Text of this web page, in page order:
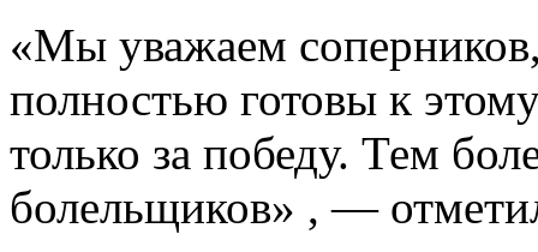
«Мы уважаем
полностью готовы к
только за победу. Тем
болельщиков» , —